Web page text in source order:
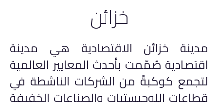
المنطقة الحرة بصلالة
أسياد إكسبريس
الخدمات العامة
خزائن
مدينة خزائن الاقتصادية هي مدينة
اقتصادية صُمّمت بأحدث المعايير العالمية
لتجمع كوكبةً من الشركات الناشطة في